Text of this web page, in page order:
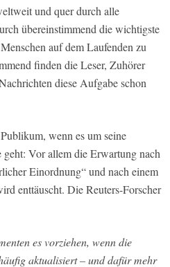
und quer durch alle
übereinstimmend die wichtigste
auf dem Laufenden zu
finden die Leser, Zuhörer
diese Aufgabe schon
wenn es um seine
Vor allem die Erwartung nach
Einordnung“ und nach einem
enttäuscht. Die Reuters-Forscher
es vorziehen, wenn die
aktualisiert – und dafür mehr